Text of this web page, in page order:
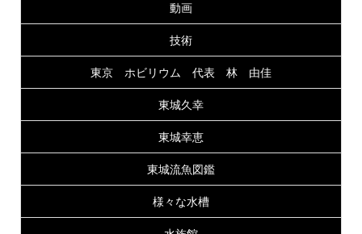
動画
技術
東京 ホビリウム 代表 林 由佳
東城久幸
東城幸恵
東城流魚図鑑
様々な水槽